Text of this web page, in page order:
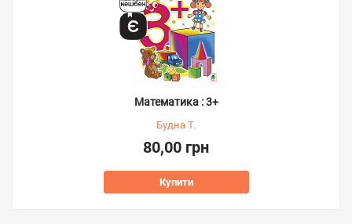
Математика : 3+
Будна Т.
80,00 грн
Купити